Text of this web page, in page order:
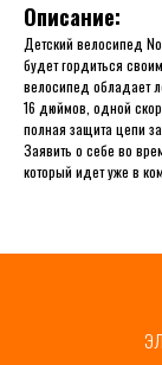
Описание:
Детский велосипед
будет гордиться
велосипед обладает
16 дюймов, одной
полная защита цепи
Заявить о себе во
который идет уже в